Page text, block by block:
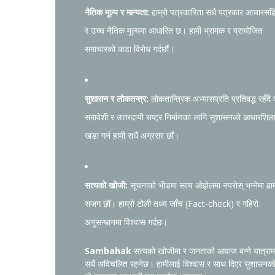
नैतिक मूल्य र मान्यता: हाम्रो पत्रकारिता सधैं पत्रकार
र उच्च नैतिक मूल्यमा आधारित छ। हामी भ्रामक र प्रायोजित
समाचारको कडा विरोध गर्दछौं।
सुशासन र लोकतन्त्र: लोकतान्त्रिक अभ्यासप्रति प्रतिबद्ध रहँदै
समावेशी र उत्तरदायी राष्ट्र निर्माणका लागि सुशासनको आधारशिला
खडा गर्न हामी सधैं अग्रसर छौं।
सत्यको खोजी: सूचनाको भीडमा सत्य ओझेलमा नपरोस् भन्नेमा
सजग छौं। हाम्रो टोली तथ्य जाँच (Fact-check) र गहिरो
अनुसन्धानमा विश्वास गर्दछ।
Sambahak सत्यको खोजीमा र जनताको आवाज बन्ने
सधैं अविचलित रहनेछ। हामीलाई विश्वास र साथ दिएर सुशासनको